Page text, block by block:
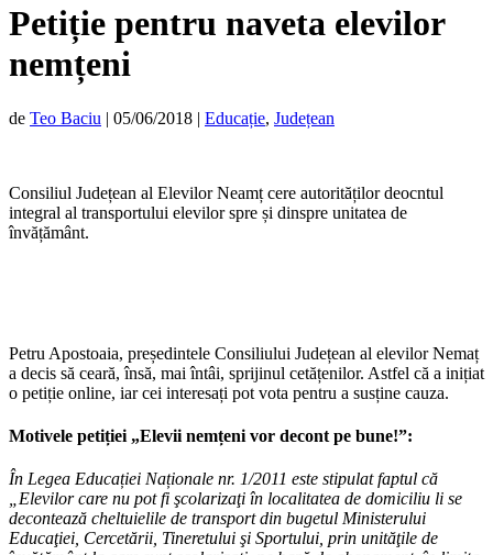
Petiție pentru naveta elevilor
nemțeni
de Teo Baciu | 05/06/2018 | Educație, Județean
Consiliul Județean al Elevilor Neamț cere autorităților deocntul
integral al transportului elevilor spre și dinspre unitatea de
învățământ.
Petru Apostoaia, președintele Consiliului Județean al elevilor Nemaț
a decis să ceară, însă, mai întâi, sprijinul cetățenilor. Astfel că a inițiat
o petiție online, iar cei interesați pot vota pentru a susține cauza.
Motivele petiției „Elevii nemțeni vor decont pe bune!”:
În Legea Educației Naționale nr. 1/2011 este stipulat faptul că
„Elevilor care nu pot fi şcolarizaţi în localitatea de domiciliu li se
decontează cheltuielile de transport din bugetul Ministerului
Educaţiei, Cercetării, Tineretului şi Sportului, prin unităţile de